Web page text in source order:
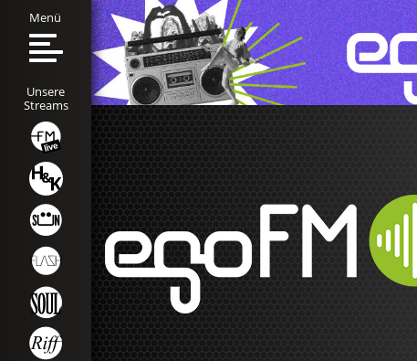
Menü
Unsere
Streams